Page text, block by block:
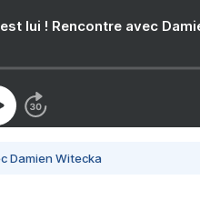
lui ! Rencontre avec
Damien Witecka